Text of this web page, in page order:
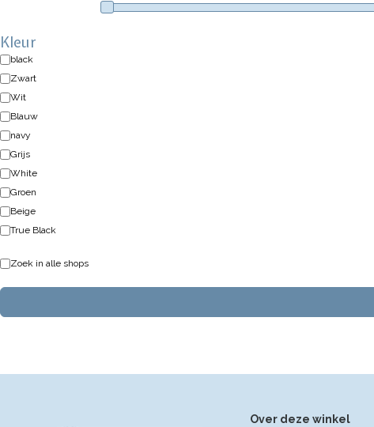
Kleur
black
Zwart
Wit
Blauw
navy
Grijs
White
Groen
Beige
True Black
Zoek in alle shops
Over deze winkel